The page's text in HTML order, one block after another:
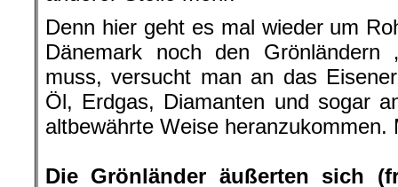
Denn hier geht es mal wieder um
Dänemark noch den Grönländern
muss, versucht man an das
Öl, Erdgas, Diamanten und sogar
altbewährte Weise
Die Grönländer äußerten sich